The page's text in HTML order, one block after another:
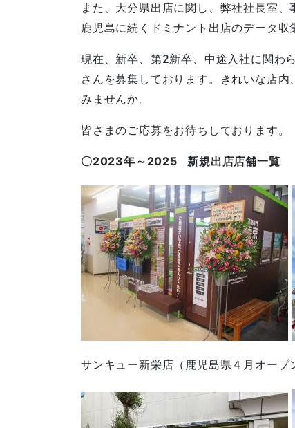
また、大分県出店に関し、弊社社長室
鹿児島に続くドミナント出店のデータ収
現在、新卒、第2新卒、中途入社に関わ
さんを募集しております。きれいな店
みませんか。
皆さまのご応募をお待ちしております。
〇2023年～2025 新規出店店舗一覧
サンキュー新栄店（鹿児島県４月オープ